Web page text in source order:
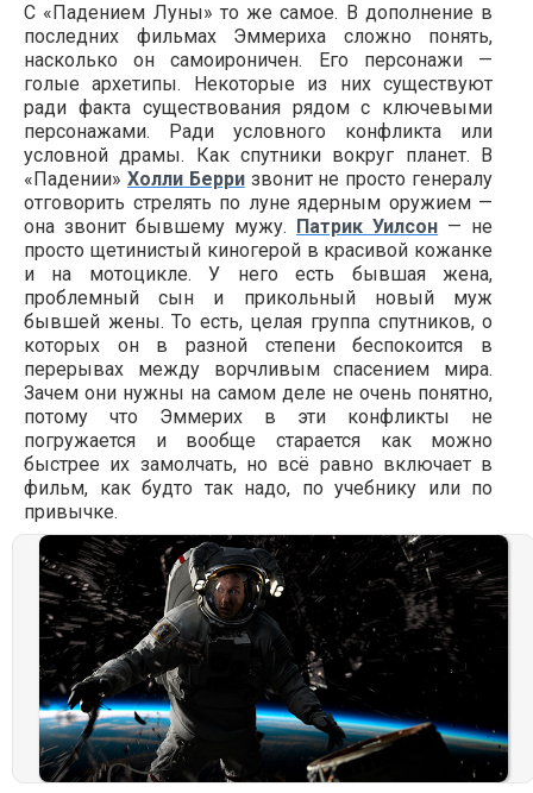
С «Падением Луны» то же самое. В дополнение в
последних фильмах Эммериха сложно понять,
насколько он самоироничен. Его персонажи —
голые архетипы. Некоторые из них существуют
ради факта существования рядом с ключевыми
персонажами. Ради условного конфликта или
условной драмы. Как спутники вокруг планет. В
«Падении» Холли Берризвонит не просто генералу
отговорить стрелять по луне ядерным оружием —
она звонит бывшему мужу. Патрик Уилсон — не
просто щетинистый киногерой в красивой кожанке
и на мотоцикле. У него есть бывшая жена,
проблемный сын и прикольный новый муж
бывшей жены. То есть, целая группа спутников, о
которых он в разной степени беспокоится в
перерывах между ворчливым спасением мира.
Зачем они нужны на самом деле не очень понятно,
потому что Эммерих в эти конфликты не
погружается и вообще старается как можно
быстрее их замолчать, но всё равно включает в
фильм, как будто так надо, по учебнику или по
привычке.